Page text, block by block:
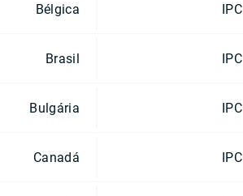
Bélgica IPC
Brasil IPC
Bulgária IPC
Canadá IPC